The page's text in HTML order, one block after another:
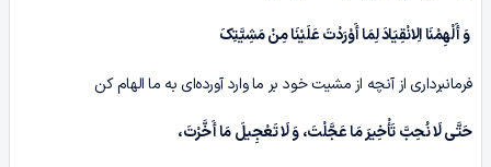
وَ أَلْهِمْنَا الِانْقِیَادَ لِمَا أَوْرَدْتَ عَلَیْنَا مِنْ مَشِیَّتِکَ
فرمانبرداری از آنچه از مشیت خود بر ما وارد آورده‌ای به ما الهام کن
حَتَّى لَا نُحِبَّ تَأْخِیرَ مَا عَجَّلْتَ، وَ لَا تَعْجِیلَ مَا أَخَّرْتَ،